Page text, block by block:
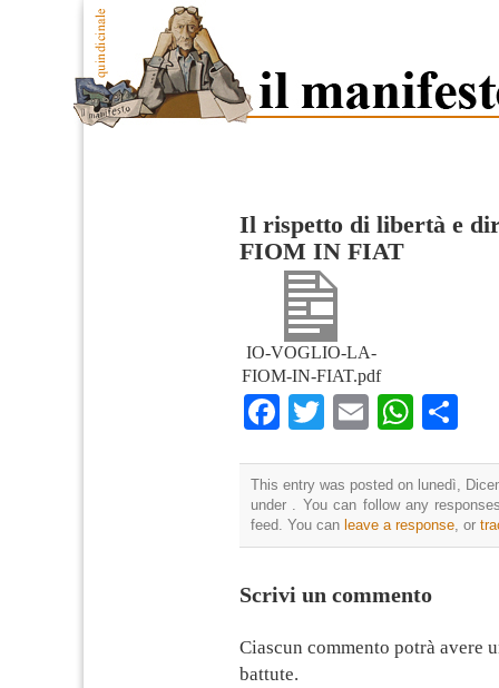
Il rispetto di libertà e
FIOM IN FIAT
IO-VOGLIO-LA-
FIOM-IN-FIAT.pdf
Facebook
TwitterEmail
This entry was posted on lunedì,
under . You can follow any
feed. You can leave a response, or
Scrivi un commento
Ciascun commento potrà avere
battute.